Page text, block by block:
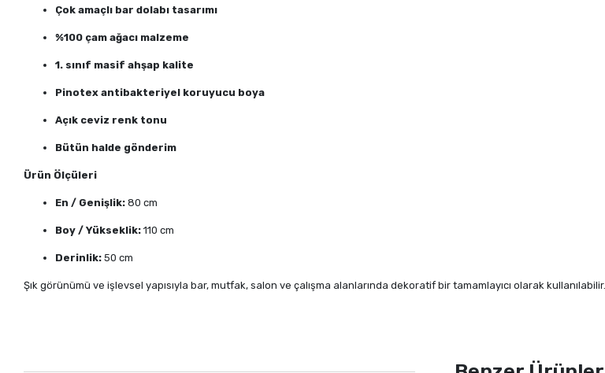
Çok amaçlı bar dolabı tasarımı
%100 çam ağacı malzeme
1. sınıf masif ahşap kalite
Pinotex antibakteriyel koruyucu boya
Açık ceviz renk tonu
Bütün halde gönderim
Ürün Ölçüleri
En / Genişlik: 80 cm
Boy / Yükseklik: 110 cm
Derinlik: 50 cm
Şık görünümü ve işlevsel yapısıyla bar, mutfak, salon ve çalışma alanlarında dekoratif bir tamamlayıcı olarak kullanılabilir.